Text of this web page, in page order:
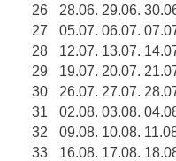
26 28.06. 29.06.
27
05.07. 06.07.
28
12.07. 13.07.
29
19.07. 20.07.
30
26.07. 27.07.
31
02.08. 03.08.
32
09.08. 10.08.
33
16.08. 17.08.